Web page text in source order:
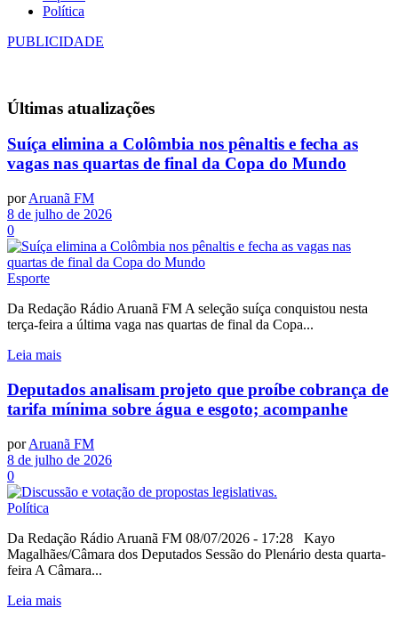
Política
PUBLICIDADE
Últimas atualizações
Suíça elimina a Colômbia nos pênaltis e fecha as
vagas nas quartas de final da Copa do Mundo
por Aruanã FM
8 de julho de 2026
0
Esporte
Da Redação Rádio Aruanã FM A seleção suíça conquistou nesta
terça-feira a última vaga nas quartas de final da Copa...
Leia mais
Deputados analisam projeto que proíbe cobrança de
tarifa mínima sobre água e esgoto; acompanhe
por Aruanã FM
8 de julho de 2026
0
Política
Da Redação Rádio Aruanã FM 08/07/2026 - 17:28 Kayo
Magalhães/Câmara dos Deputados Sessão do Plenário desta quarta-
feira A Câmara...
Leia mais